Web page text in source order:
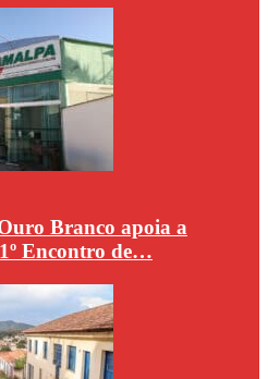
Branco apoia a
Encontro de…